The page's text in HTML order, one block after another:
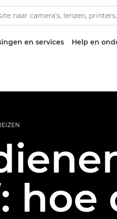
en services Help en
hoe